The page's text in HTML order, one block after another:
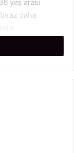
yaş arası
daha
yapan genç
hamile
Ve bu yaşlarda
da artmaktadır.